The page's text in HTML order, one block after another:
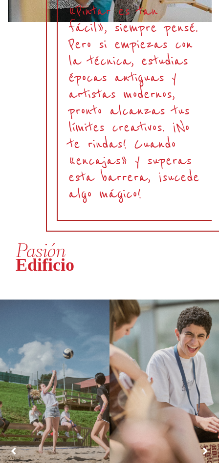
«Pintar es tan
fácil», siempre pensé.
Pero si empiezas con
la técnica, estudias
épocas antiguas y
artistas modernos,
pronto alcanzas tus
límites creativos. ¡No
te rindas! Cuando
«encajas» y superas
esta barrera, ¡sucede
algo mágico!
Pasión
Edificio